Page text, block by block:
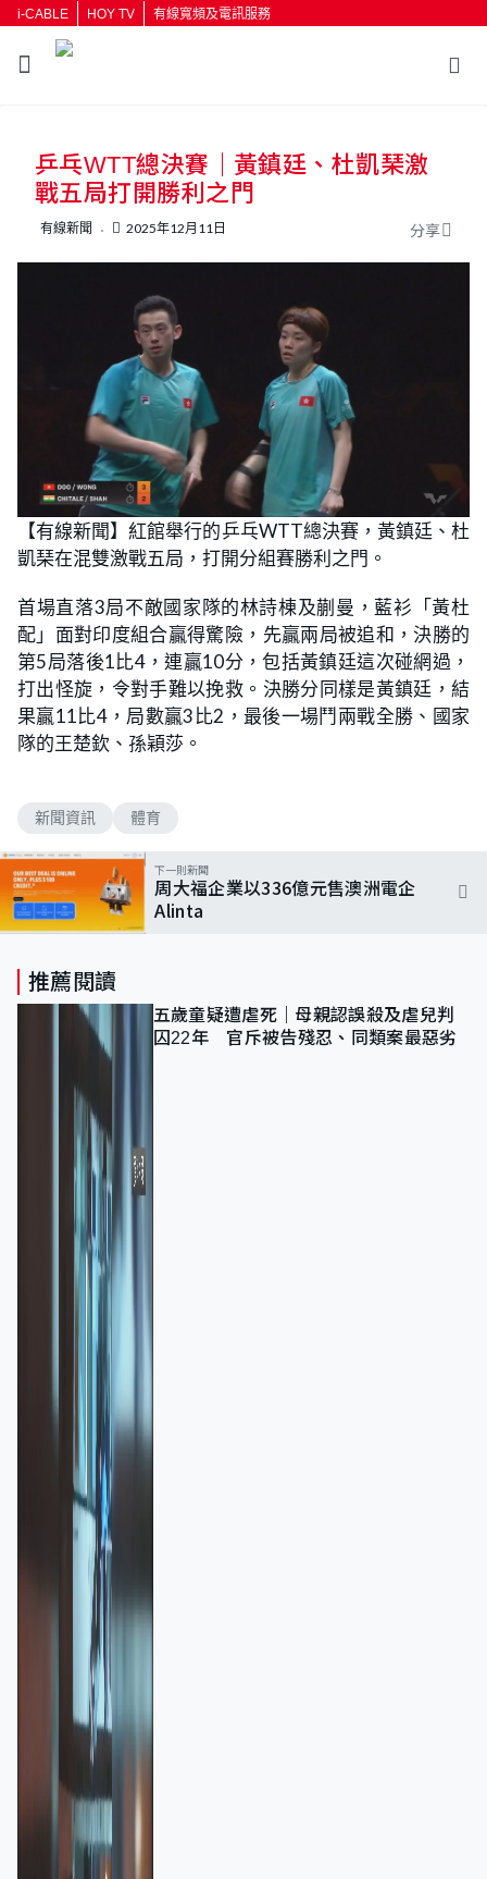
i-CABLE HOY TV 有線寬頻及電訊服務
按輸入鍵開始搜尋
乒乓WTT總決賽｜黃鎮廷、杜凱琹激
戰五局打開勝利之門
有線新聞 2025年12月11日 分享
【有線新聞】紅館舉行的乒乓WTT總決賽，黃鎮廷、杜
凱琹在混雙激戰五局，打開分組賽勝利之門。
首場直落3局不敵國家隊的林詩棟及蒯曼，藍衫「黃杜
配」面對印度組合贏得驚險，先贏兩局被追和，決勝的
第5局落後1比4，連贏10分，包括黃鎮廷這次碰網過，
打出怪旋，令對手難以挽救。決勝分同樣是黃鎮廷，結
果贏11比4，局數贏3比2，最後一場鬥兩戰全勝、國家
隊的王楚欽、孫穎莎。
新聞資訊 體育
下一則新聞
周大福企業以336億元售澳洲電企
Alinta
推薦閱讀
五歲童疑遭虐死｜母親認誤殺及虐兒判
囚22年 官斥被告殘忍、同類案最惡劣